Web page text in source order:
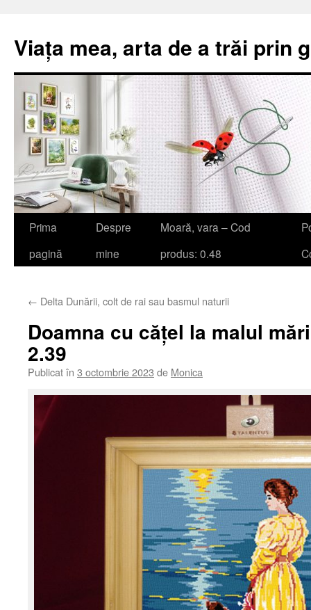
Viața mea, arta de a trăi prin
Sari
Prima
pagină
Despre
mine
Moară, vara – Cod
produs: 0.48
← Delta Dunării, colt de rai sau basmul naturii
Doamna cu cățel la malul
2.39
Publicat în 3 octombrie 2023 de Monica